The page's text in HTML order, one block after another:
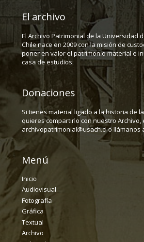
El archivo
El Archivo Patrimonial de la Universidad
Chile nace en 2009 con la misión de
poner en valor el patrimonio material e
casa de estudios.
Donaciones
Si tienes material ligado a la historia de
quieres compartirlo con nuestro Archivo,
archivopatrimonial@usach.cl o llámanos
Menú
Inicio
Audiovisual
Fotografía
Gráfica
Textual
Archivo